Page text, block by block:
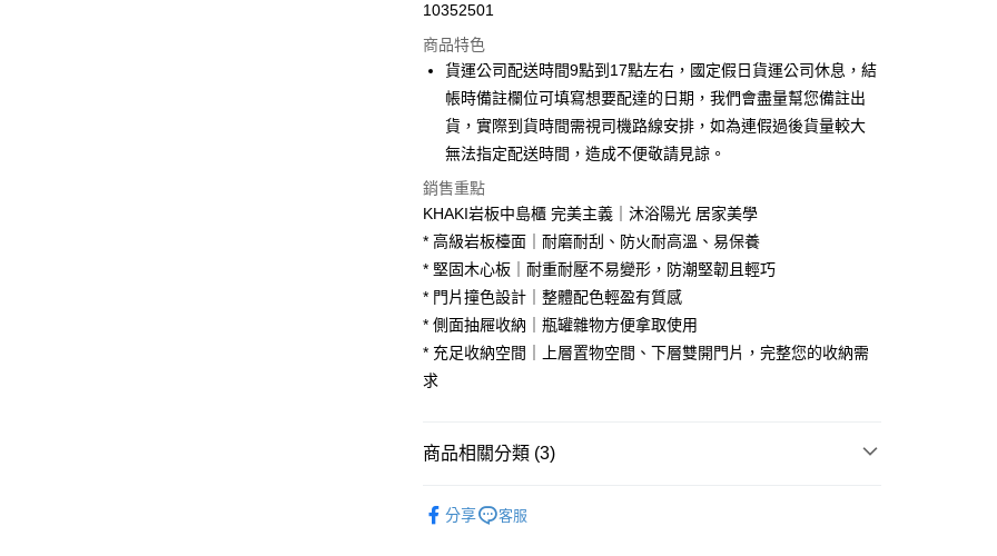
3 期 0 利率 每期 NT$4,266 21家銀行
合作金庫商業銀行
第一商業銀行
華南商業銀行
彰化商業銀行
國泰世華商業銀行
兆豐國際商業銀行
臺灣中小企業銀行
匯豐（台灣）商業銀行
華泰商業銀行
聯邦商業銀行
遠東國際商業銀行
玉山商業銀行
星展（台灣）商業銀行
台新國際商業銀行
中國信託商業銀行
台灣樂天信用卡公司
6 期 0 利率 每期NT$2,133 21家銀行
合作金庫商業銀行
第一商業銀行
華南商業銀行
彰化商業銀行
國泰世華商業銀行
臺灣中小企業銀行
台中商業銀行
匯豐（台灣）商業銀行
華泰商業銀行
聯邦商業銀行
遠東國際商業銀行
元大商業銀行
永豐商業銀行
台新國際商業銀行
中國信託商業銀行
台灣樂天信用卡公司
LINE Pay
街口支付
Google Pay
大哥付你分期
相關說明
【大哥付你分期使用說明】
流程，驗證手機門號後，選擇欲分期的期數、繳款截止日，確認付款後即
完成交易。
4.訂單成立30分鐘內，如未前往確認交易或遇審核未通過，訂單將自動取
消。如遇「轉專審核」未通過狀況，表示未達大哥付你分期系統評分，恕
【關於「AFTEE先享後付」】
１．簡單：不需註冊會員、不需綁卡、不需儲值。
ATM付款
10352501
商品特色
貨運公司配送時間9點到17點左右，國定假日貨運公司休息，結
帳時備註欄位可填寫想要配達的日期，我們會盡量幫您備註出
貨，實際到貨時間需視司機路線安排，如為連假過後貨量較大
無法指定配送時間，造成不便敬請見諒。
銷售重點
KHAKI岩板中島櫃 完美主義｜沐浴陽光 居家美學
* 高級岩板檯面｜耐磨耐刮、防火耐高溫、易保養
* 堅固木心板｜耐重耐壓不易變形，防潮堅韌且輕巧
* 門片撞色設計｜整體配色輕盈有質感
* 側面抽屜收納｜瓶罐雜物方便拿取使用
* 充足收納空間｜上層置物空間、下層雙開門片，完整您的收納需
求
商品相關分類 (3)
分享 客服